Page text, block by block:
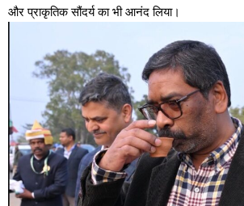
और प्राकृतिक सौंदर्य का भी आनंद लिया।